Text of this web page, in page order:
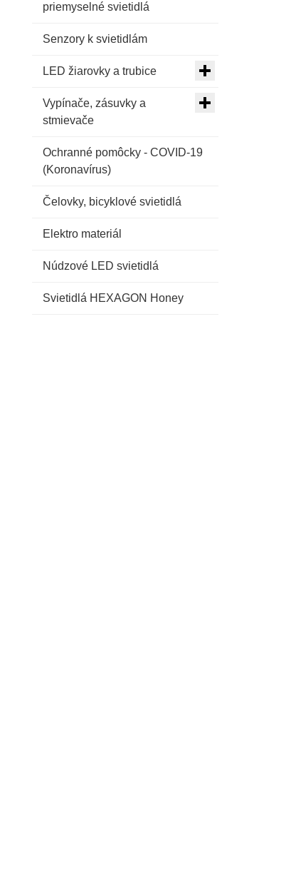
priemyselné svietidlá
Senzory k svietidlám
LED žiarovky a trubice
Vypínače, zásuvky a
stmievače
Ochranné pomôcky - COVID-19
(Koronavírus)
Čelovky, bicyklové svietidlá
Elektro materiál
Núdzové LED svietidlá
Svietidlá HEXAGON Honey